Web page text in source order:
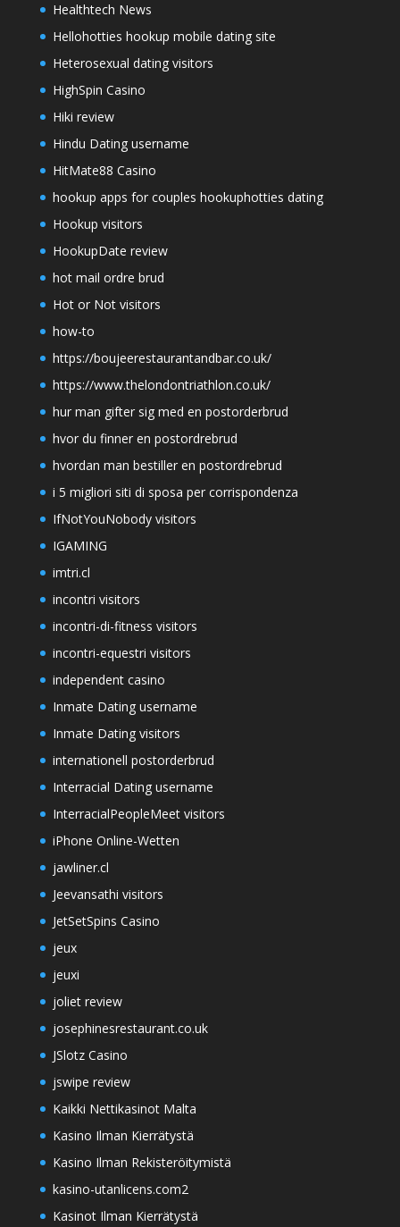
Healthtech News
Hellohotties hookup mobile dating site
Heterosexual dating visitors
HighSpin Casino
Hiki review
Hindu Dating username
HitMate88 Casino
hookup apps for couples hookuphotties dating
Hookup visitors
HookupDate review
hot mail ordre brud
Hot or Not visitors
how-to
https://boujeerestaurantandbar.co.uk/
https://www.thelondontriathlon.co.uk/
hur man gifter sig med en postorderbrud
hvor du finner en postordrebrud
hvordan man bestiller en postordrebrud
i 5 migliori siti di sposa per corrispondenza
IfNotYouNobody visitors
IGAMING
imtri.cl
incontri visitors
incontri-di-fitness visitors
incontri-equestri visitors
independent casino
Inmate Dating username
Inmate Dating visitors
internationell postorderbrud
Interracial Dating username
InterracialPeopleMeet visitors
iPhone Online-Wetten
jawliner.cl
Jeevansathi visitors
JetSetSpins Casino
jeux
jeuxi
joliet review
josephinesrestaurant.co.uk
JSlotz Casino
jswipe review
Kaikki Nettikasinot Malta
Kasino Ilman Kierrätystä
Kasino Ilman Rekisteröitymistä
kasino-utanlicens.com2
Kasinot Ilman Kierrätystä